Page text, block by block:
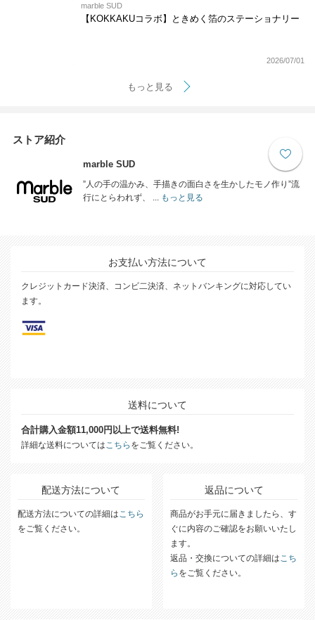
marble SUD
【KOKKAKUコラボ】ときめく箔のステーショナリー
2026/07/01
もっと見る
ストア紹介
marble SUD
”人の手の温かみ、手描きの面白さを生かしたモノ作り”流
行にとらわれず、 ...もっと見る
お支払い方法について
クレジットカード決済、コンビ二決済、ネットバンキングに対応してい
ます。
送料について
配送方法について 返品について
商品がお手元に届きましたら、す
ぐに内容のご確認をお願いいたし
ます。